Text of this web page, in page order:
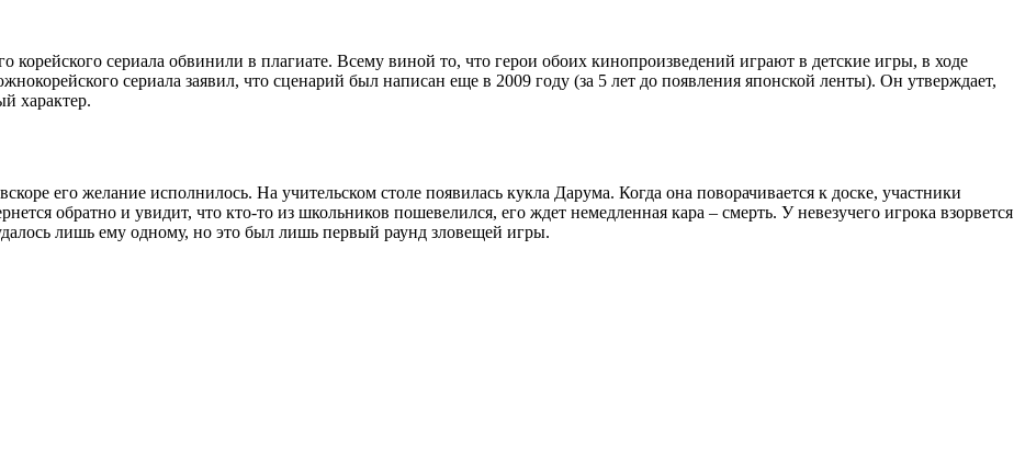
корейского сериала обвинили в плагиате. Всему виной то, что герои обоих кинопроизведений играют в детские игры, в ходе
сериала заявил, что сценарий был написан еще в 2009 году (за 5 лет до появления японской ленты). Он утверждает,
характер.
его желание исполнилось. На учительском столе появилась кукла Дарума. Когда она поворачивается к доске, участники
обратно и увидит, что кто-то из школьников пошевелился, его ждет немедленная кара – смерть. У невезучего игрока взорвется
лишь ему одному, но это был лишь первый раунд зловещей игры.